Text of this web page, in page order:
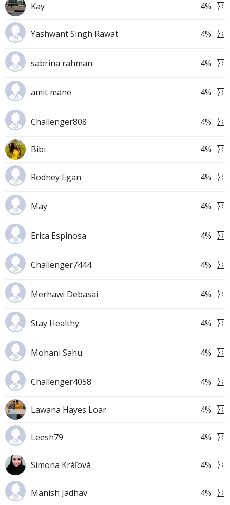
Kay 4%
Yashwant Singh Rawat 4%
sabrina rahman 4%
amit mane 4%
Challenger808 4%
Bibi 4%
Rodney Egan 4%
May 4%
Erica Espinosa 4%
Challenger7444 4%
Merhawi Debasai 4%
Stay Healthy 4%
Mohani Sahu 4%
Challenger4058 4%
Lawana Hayes Loar 4%
Leesh79 4%
Simona Kráľová 4%
Manish Jadhav 4%